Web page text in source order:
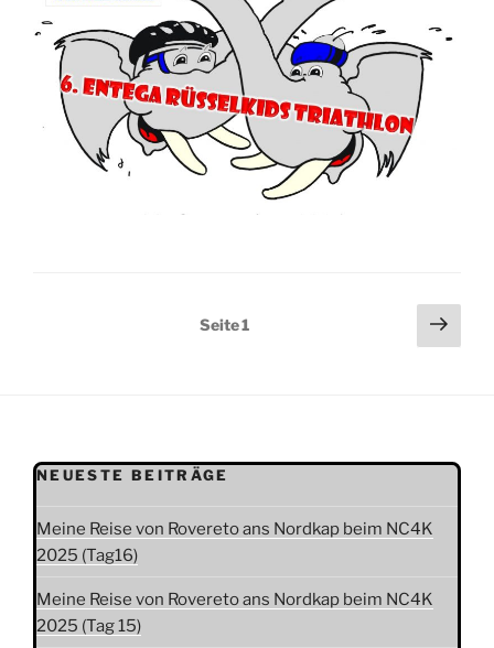
Seitennummerierung
Seite1
NEUESTE BEITRÄGE
Meine Reise von Rovereto ans Nordkap beim NC4K
2025 (Tag16)
Meine Reise von Rovereto ans Nordkap beim NC4K
2025 (Tag 15)